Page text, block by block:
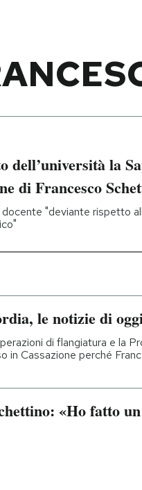
dell’università la
di Francesco
docente "deviante rispetto
le notizie di
di flangiatura e la
in Cassazione perché
«Ho fatto